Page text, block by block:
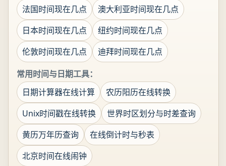
法国时间现在几点
澳大利亚时间现在几点
日本时间现在几点
纽约时间现在几点
伦敦时间现在几点
迪拜时间现在几点
常用时间与日期工具：
日期计算器在线计算
农历阳历在线转换
Unix时间戳在线转换
世界时区划分与时差查询
黄历万年历查询
在线倒计时与秒表
北京时间在线闹钟